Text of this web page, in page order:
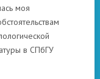
моя
в СПбГУ